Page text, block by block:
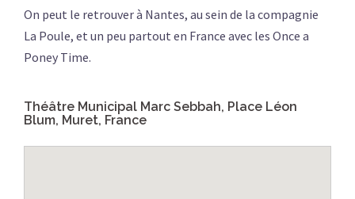
On peut le retrouver à Nantes, au sein de la compagnie
La Poule, et un peu partout en France avec les Once a
Poney Time.
Théâtre Municipal Marc Sebbah, Place Léon
Blum, Muret, France